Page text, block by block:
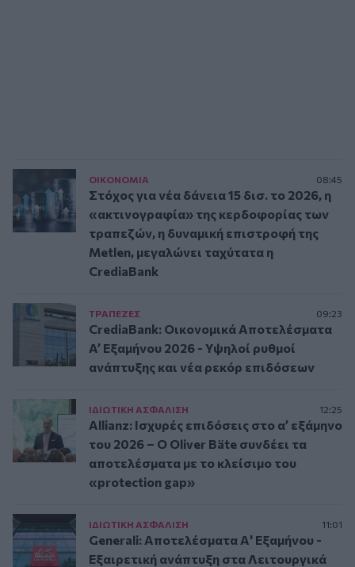
ΟΙΚΟΝΟΜΙΑ 08:45
Στόχος για νέα δάνεια 15 δισ. το 2026, η
«ακτινογραφία» της κερδοφορίας των
τραπεζών, η δυναμική επιστροφή της
Metlen, μεγαλώνει ταχύτατα η
CrediaBank
ΤΡAΠΕΖΕΣ 09:23
CrediaBank: Οικονομικά Αποτελέσματα
A’ Εξαμήνου 2026 - Υψηλοί ρυθμοί
ανάπτυξης και νέα ρεκόρ επιδόσεων
ΙΔΙΩΤΙΚΗ ΑΣΦAΛΙΣΗ 12:25
Allianz: Ισχυρές επιδόσεις στο α’ εξάμηνο
του 2026 – Ο Oliver Bäte συνδέει τα
αποτελέσματα με το κλείσιμο του
«protection gap»
ΙΔΙΩΤΙΚΗ ΑΣΦAΛΙΣΗ 11:01
Generali: Αποτελέσματα Α' Εξαμήνου -
Εξαιρετική ανάπτυξη στα Λειτουργικά